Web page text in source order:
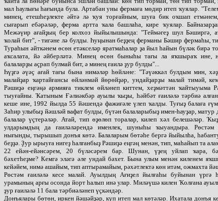
мал һаулығы һағында була. Артабан уны фермаға мөдир итеп ҡуялар.
минең, етешһеҙлекте әйтә лә ҡуя торғайным, шуға бик оҡшап
сығарып ебәрәләр, ферма артта ҡала башлаһа, кире ҡуялар.
Межәүир ағайҙың бер колхоз йыйылышында: "Теймәгеҙ шул Бәширгә,
ҡолай бит", - тигәне лә булды. Һуңынан беҙҙең ферманы Бәшир фермаһы,
Тураһын әйткәнем өсөн етәкселәр яратмаһалар ҙа йыл һайын бүләк бирә
аҡсалата, йә әйберләтә. Минең өсөн быныһы тағы ла яҡшыраҡ ине,
балаларҙы аҫрап булмай бит, ә минең ғаилә ҙур булды"...
Һүҙгә әүәҫ ағай тағы бына нимәләр һөйләне: "Тәүәккәл булдым мин,
малайҙар ҡартайғансы өйләнмәй йөрөйҙәр, ундайҙарҙы малай тимәй,
Рәшиҙә еңгәңә армияға тиклем өйләнеп киттем, хеҙмәттән ҡайтыуыма
тыуғайны. Ҡатыным Ғәлиәкбәр ауылы ҡыҙы, һәйбәт ғаиләлә тәрбиә
кеше ине, 1992 йылда 55 йәшендә фажиғәле үлеп ҡалды. Туғыҙ балаға
Заһир улыбыҙ йәшләй вафат булды, бүтән балаларыбыҙ имен-һауҙар, матур
балалар үҫтерәләр. Атай, тип өҙөлөп торалар, килеп хәл белешәләр.
улдарымдың да ғаиләләрендә именлек, шуныһы ҡыуандыра.
нығынды, тырышып донъя көтә. Балаларым бөтәһе бергә йыйылһа,
беҙҙә. Ҙур ырыуға нигеҙ һалғанбыҙ Рәшиҙә еңгәң менән, тип, маһайып та
22 ейән-ейәнсәрем, 20 бүләсәрем бар. Шунан, үҙең уйлап ҡара,
бәхетһеҙме? Кемгә эләгә әле ундай бәхет. Бына улым менән киленем
кейәйем, нимә ашайым, тип аптырамайым, рәхәтлектә көн итәм, ожмахта
Рөстәм ғаиләлә кесе малай. Ауылдың Ағиҙел йылғаһы буйынан үргә
урамының арғы осонда йорт һалып инә улар. Миләүшә килен Ҡолғана
ҙур ғаиләлә 11 бала тәрбиәләнеп үҫкәндәр.
Донъялары бөтөн, иркен йәшәйҙәр, күп итеп мал көтәләр. Ихатала донъя